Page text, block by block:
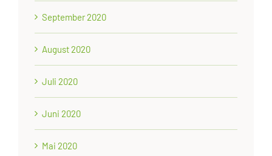
September 2020
August 2020
Juli 2020
Juni 2020
Mai 2020